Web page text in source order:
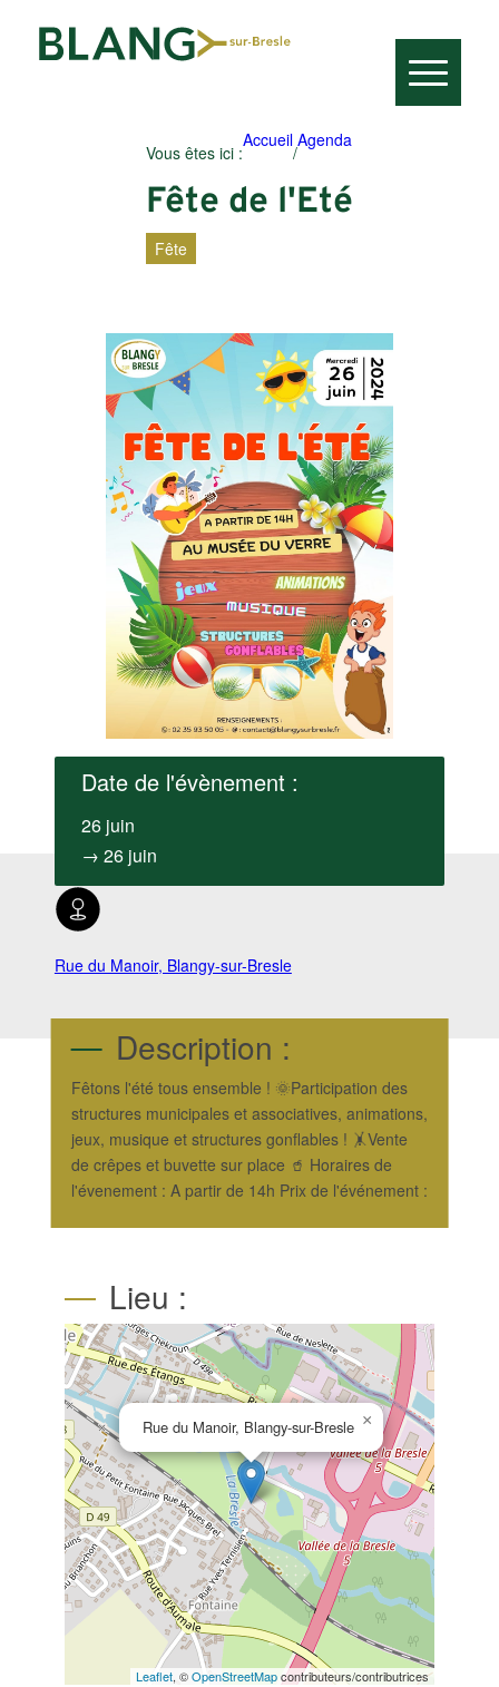
Vous êtes ici :
Accueil
/
Agenda
Fête de l'Eté
Fête
Date de l'évènement :
26 juin
→ 26 juin
Rue du Manoir, Blangy-sur-Bresle
Description :
Fêtons l'été tous ensemble ! 🌞Participation des
structures municipales et associatives, animations,
jeux, musique et structures gonflables ! 🤸Vente
de crêpes et buvette sur place 🥤 Horaires de
l'évenement : A partir de 14h Prix de l'événement :
Lieu :
Rue du Manoir, Blangy-sur-Bresle ×
Leaflet, ©OpenStreetMapcontributeurs/contributrices